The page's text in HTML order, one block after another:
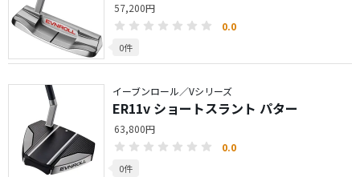
57,200円
0.0
0件
イーブンロール／Vシリーズ
ER11v ショートスラント パター
63,800円
0.0
0件